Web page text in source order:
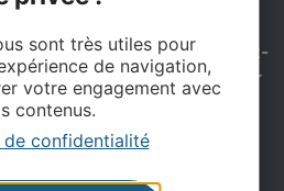
sont très utiles pour
de navigation,
votre engagement avec
contenus.
de confidentialité
mensuelle et laissez-
pleinement de votre séjour
Aveyron.
ici